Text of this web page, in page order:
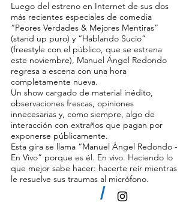
Luego del estreno en Internet de sus dos
más recientes especiales de comedia
“Peores Verdades & Mejores Mentiras”
(stand up puro) y “Hablando Sucio”
(freestyle con el público, que se estrena
este noviembre), Manuel Ángel Redondo
regresa a escena con una hora
completamente nueva.
Un show cargado de material inédito,
observaciones frescas, opiniones
innecesarias y, como siempre, algo de
interacción con extraños que pagan por
exponerse públicamente.
Esta gira se llama “Manuel Ángel Redondo -
En Vivo” porque es él. En vivo. Haciendo lo
que mejor sabe hacer: hacerte reír mientras
le resuelve sus traumas al micrófono.
/